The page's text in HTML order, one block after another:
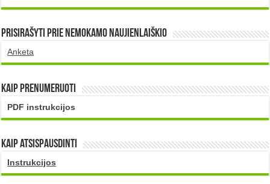
Prisirašyti prie nemokamo naujienlaiškio
Anketa
Kaip prenumeruoti
PDF instrukcijos
Kaip atsispausdinti
Instrukcijos